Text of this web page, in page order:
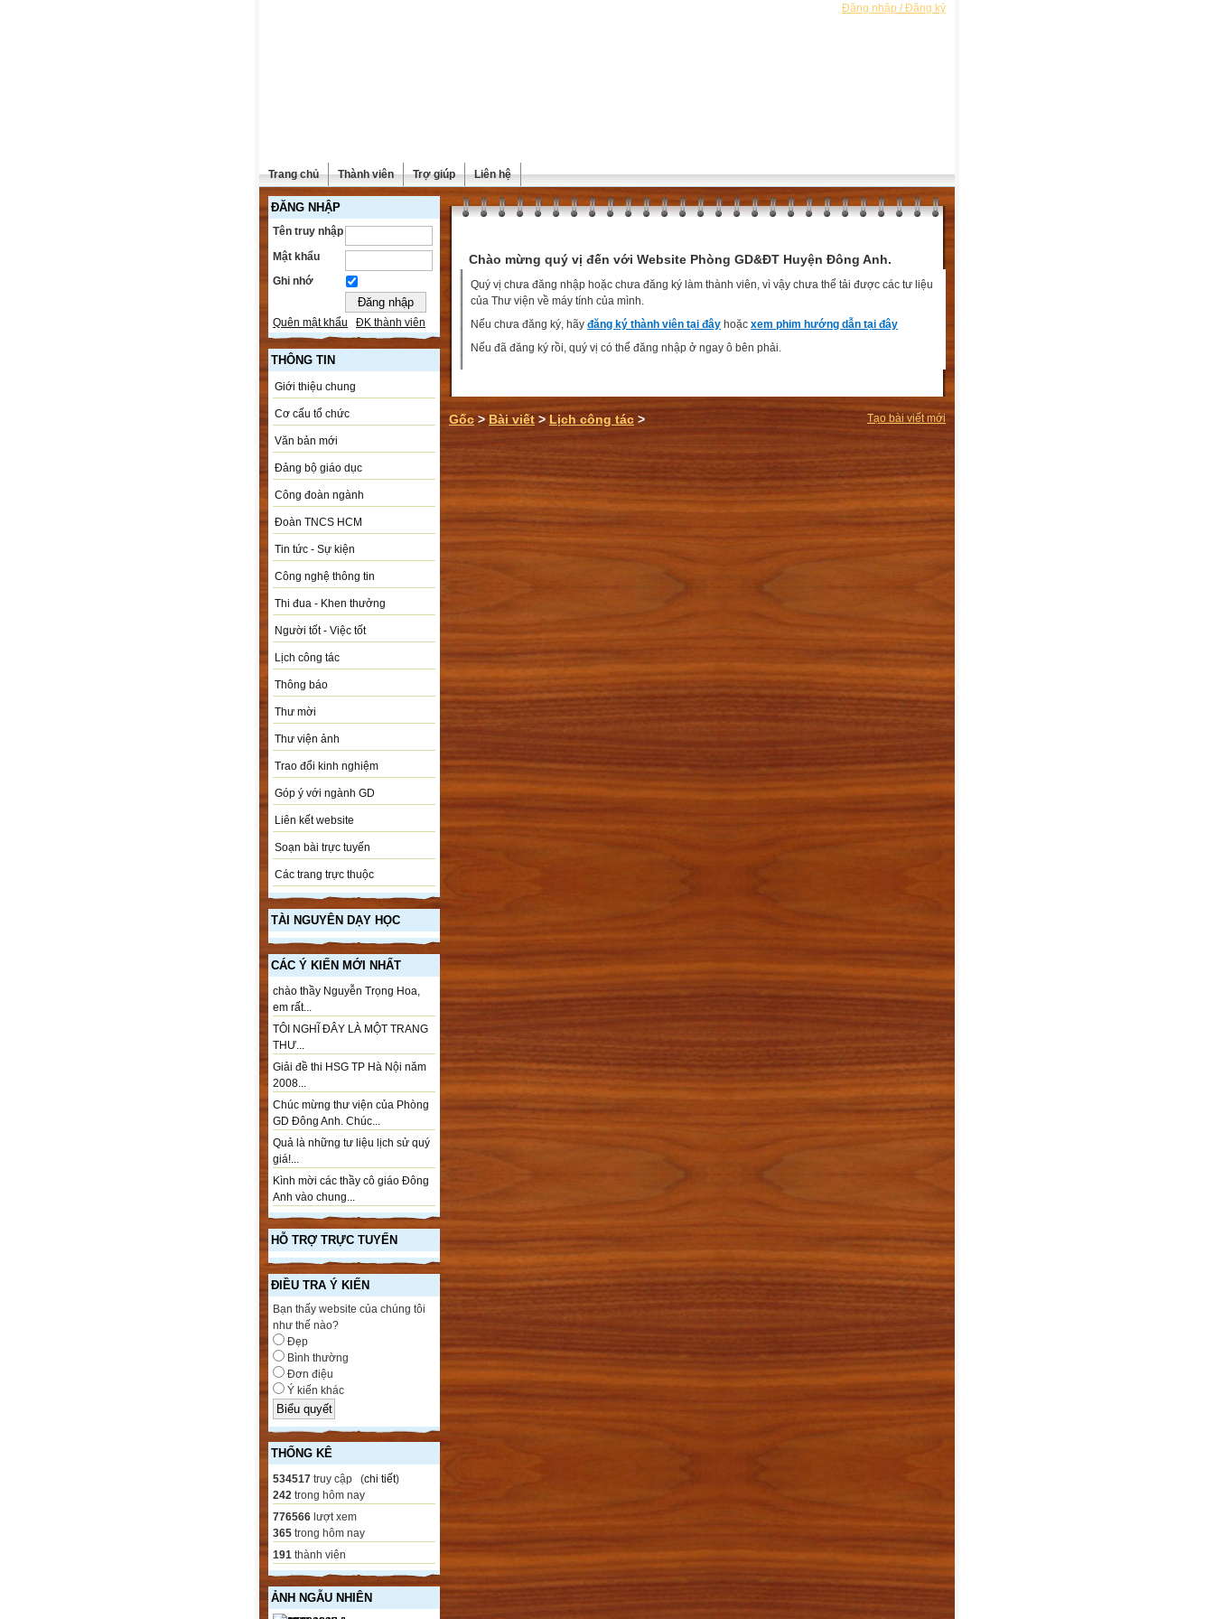
Đăng nhập / Đăng ký
Trang chủ Thành viên Trợ giúp Liên hệ
ĐĂNG NHẬP
Tên truy nhập
Mật khẩu
Ghi nhớ
Quên mật khẩu ĐK thành viên
THÔNG TIN
Giới thiệu chung
Cơ cấu tổ chức
Văn bản mới
Đảng bộ giáo dục
Công đoàn ngành
Đoàn TNCS HCM
Tin tức - Sự kiện
Công nghệ thông tin
Thi đua - Khen thưởng
Người tốt - Việc tốt
Lịch công tác
Thông báo
Thư mời
Thư viện ảnh
Trao đổi kinh nghiệm
Góp ý với ngành GD
Liên kết website
Soạn bài trực tuyến
Các trang trực thuộc
TÀI NGUYÊN DẠY HỌC
CÁC Ý KIẾN MỚI NHẤT
chào thầy Nguyễn Trọng Hoa,
em rất...
TÔI NGHĨ ĐÂY LÀ MỘT TRANG
THƯ...
Giải đề thi HSG TP Hà Nội năm
2008...
Chúc mừng thư viện của Phòng
GD Đông Anh. Chúc...
Quả là những tư liệu lịch sử quý
giá!...
Kình mời các thầy cô giáo Đông
Anh vào chung...
HỖ TRỢ TRỰC TUYẾN
ĐIỀU TRA Ý KIẾN
Bạn thấy website của chúng tôi
như thế nào?
Đẹp
Bình thường
Đơn điệu
Ý kiến khác
THỐNG KÊ
534517 truy cập (chi tiết)
242 trong hôm nay
776566 lượt xem
365 trong hôm nay
191 thành viên
ẢNH NGẪU NHIÊN
Chào mừng quý vị đến với Website Phòng GD&ĐT Huyện Đông Anh.
Quý vị chưa đăng nhập hoặc chưa đăng ký làm thành viên, vì vậy chưa thể tải được các tư liệu
của Thư viện về máy tính của mình.
Nếu chưa đăng ký, hãy đăng ký thành viên tại đây hoặc xem phim hướng dẫn tại đây
Nếu đã đăng ký rồi, quý vị có thể đăng nhập ở ngay ô bên phải.
Gốc > Bài viết > Lịch công tác > Tạo bài viết mới